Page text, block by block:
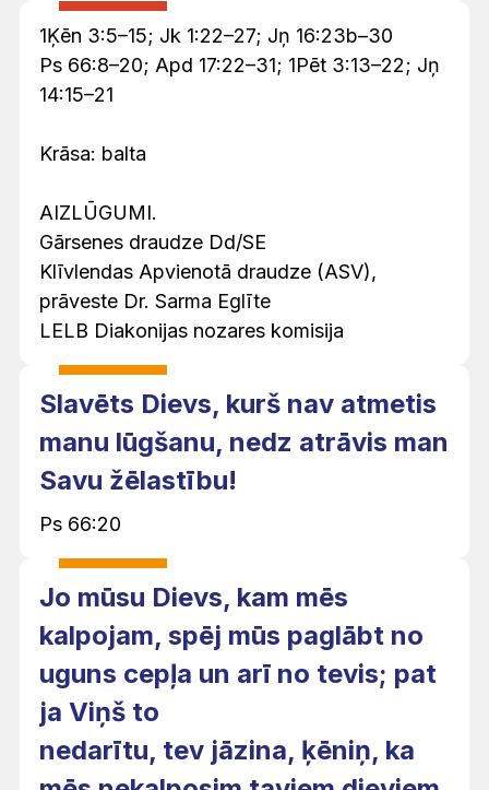
1Ķēn 3:5–15; Jk 1:22–27; Jņ 16:23b–30
Ps 66:8–20; Apd 17:22–31; 1Pēt 3:13–22; Jņ
14:15–21
Krāsa: balta
AIZLŪGUMI.
Gārsenes draudze Dd/SE
Klīvlendas Apvienotā draudze (ASV),
prāveste Dr. Sarma Eglīte
LELB Diakonijas nozares komisija
Slavēts Dievs, kurš nav atmetis
manu lūgšanu, nedz atrāvis man
Savu žēlastību!
Ps 66:20
Jo mūsu Dievs, kam mēs
kalpojam, spēj mūs paglābt no
uguns cepļa un arī no tevis; pat
ja Viņš to
nedarītu, tev jāzina, ķēniņ, ka